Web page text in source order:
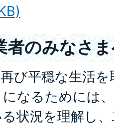
者のみなさ
び平穏な生活
なるためには
状況を理解し